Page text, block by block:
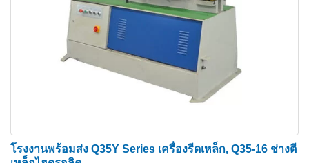
ต้องการสำหรับการแปรรูปโลหะในอุตสาหกรรมการ
ผลิต เช่น พลังงานไฟฟ้า การบินและอวกาศและการ
ป้องกัน การสื่อสาร โลหะวิทยา และสะพาน นอกจากนี้
ช่างเหล็กไฮดรอลิกส์ยังเป็นส่วนสำคัญของร้านแปรรูป
และโรงงานผลิตเชิงพาณิชย์อีกด้วย
แรกของจีน เครื่องจักรช่างเหล็กไฮดรอลิกของ
Zhongrui มอบคุณภาพที่โดดเด่นแก่ผู้ผลิตโลหะ ฟีเจอร์
โรงงานพร้อมส่ง Q35Y Series เครื่องรีดเหล็ก, Q35-16 ช่างตี